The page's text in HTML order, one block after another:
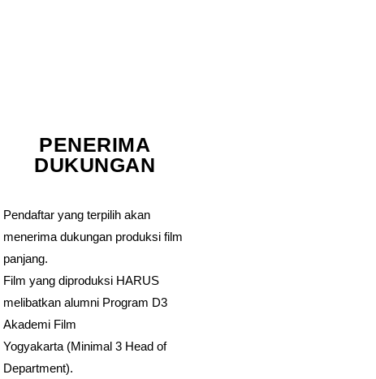
PENERIMA
DUKUNGAN
Pendaftar yang terpilih akan
menerima dukungan produksi film
panjang.
Film yang diproduksi HARUS
melibatkan alumni Program D3
Akademi Film
Yogyakarta (Minimal 3 Head of
Department).